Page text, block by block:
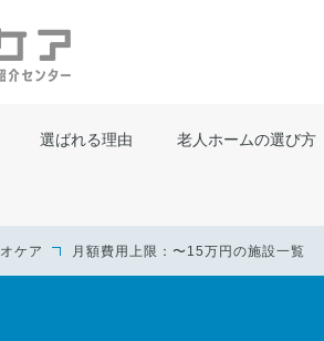
選ばれる理由 老人ホームの選び方
ケア 月額費用上限：〜15万円の施設一覧